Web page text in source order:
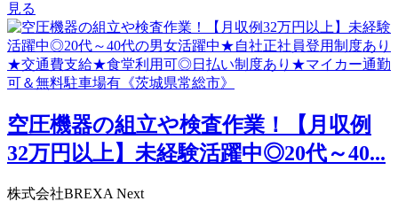
見る
空圧機器の組立や検査作業！【月収例
32万円以上】未経験活躍中◎20代～40...
株式会社BREXA Next